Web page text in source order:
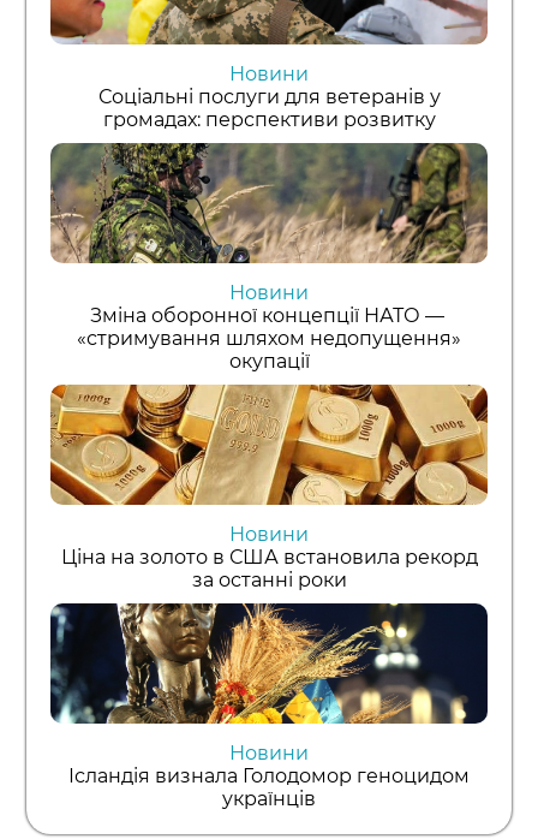
Новини
Соціальні послуги для ветеранів у
громадах: перспективи розвитку
Новини
Зміна оборонної концепції НАТО —
«стримування шляхом недопущення»
окупації
Новини
Ціна на золото в США встановила рекорд
за останні роки
Новини
Ісландія визнала Голодомор геноцидом
українців